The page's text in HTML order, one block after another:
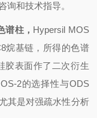
询和技术指导。
谱柱， Hypersil MOS
烷基链，所得的色谱
胶表面作了二次衍生
2的选择性与ODS
其是对强疏水性分析